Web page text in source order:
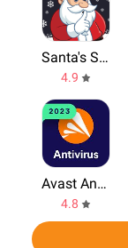
Santa's Secret Keeper
4.9
Avast Antivirus
4.8